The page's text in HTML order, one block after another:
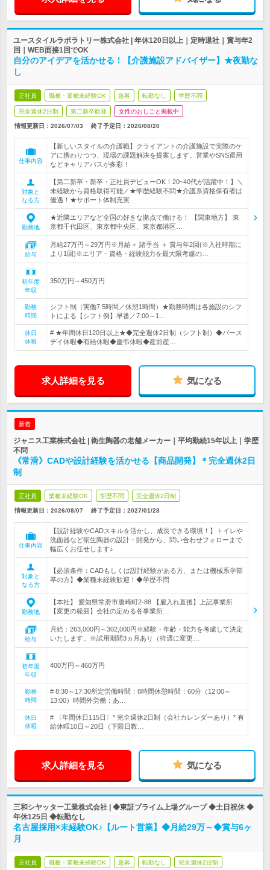
ユースタイルラボラトリー株式会社 | 年休120日以上｜定時退社｜賞与年2
回｜WEB面接1回でOK
自分のアイデアを活かせる！【介護施設アドバイザー】★夜勤な
し
正社員 職種・業種未経験OK 急募 転勤なし 学歴不問
完全週休2日制 第二新卒歓迎 女性のおしごと掲載中
情報更新日：2026/07/03 終了予定日： 2026/08/20
仕事内容
【新しいスタイルの介護職】クライアントの介護施設で実際のケ
アに携わりつつ、現場の課題解決を提案します。営業やSNS運用
などキャリアパスが多彩！
対象と
なる方
【第二新卒・新卒・正社員デビューOK！20~40代が活躍中！】＼
未経験から資格取得可能／★学歴経験不問★介護系資格保有者は
優遇！★サポート体制充実
勤務地
★近隣エリアなど全国の好きな拠点で働ける！ 【関東地方】 東
京都千代田区、東京都中央区、東京都港区…
給与
月給27万円～29万円※月給＋ 諸手当 ＋ 賞与年2回(※入社時期に
より1回)※エリア・資格・経験能力を最大限考慮の…
初年度
年収
350万円～450万円
勤務
時間
シフト制（実働7.5時間／休憩1時間）★勤務時間は各施設のシフ
トによる【シフト例】早番／7:00～1…
休日
休暇
# ★年間休日120日以上★◆完全週休2日制（シフト制）◆バース
デイ休暇◆有給休暇◆慶弔休暇◆産前産…
求人詳細を見る 気になる
新着
ジャニス工業株式会社 | 衛生陶器の老舗メーカー｜平均勤続15年以上｜学歴
不問
《常滑》CADや設計経験を活かせる【商品開発】＊完全週休2日
制
正社員 業種未経験OK 学歴不問 完全週休2日制
情報更新日：2026/08/07 終了予定日： 2027/01/28
仕事内容
【設計経験やCADスキルを活かし、成長できる環境！】トイレや
洗面器など衛生陶器の設計・開発から、問い合わせフォローまで
幅広くお任せします♪
対象と
なる方
【必須条件：CADもしくは設計経験がある方、または機械系学部
卒の方】◆業種未経験歓迎！◆学歴不問
勤務地
【本社】 愛知県常滑市唐崎町2-88 【雇入れ直後】上記事業所
【変更の範囲】会社の定める各事業所…
給与
月給：263,000円～302,000円※経験・年齢・能力を考慮して決定
いたします。※試用期間3ヵ月あり（待遇に変更…
初年度
年収
400万円～460万円
勤務
時間
# 8:30～17:30所定労働時間：8時間休憩時間：60分（12:00～
13:00）時間外労働：あ…
休日
休暇
# 〈年間休日115日〉* 完全週休2日制（会社カレンダーあり）* 有
給休暇10日～20日（下限日数…
求人詳細を見る 気になる
三和シヤッター工業株式会社 | ◆東証プライム上場グループ ◆土日祝休 ◆
年休125日 ◆転勤なし
名古屋採用×未経験OK♪【ルート営業】◆月給29万～◆賞与6ヶ
月
正社員 職種・業種未経験OK 急募 転勤なし 完全週休2日制